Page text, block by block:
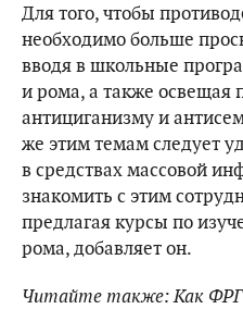
Для того, чтобы
необходимо больше
вводя в школьные
и рома, а также освещая
антициганизму и
же этим темам следует
в средствах массовой
знакомить с этим
предлагая курсы по
рома, добавляет он.
Читайте также: Как ФРГ